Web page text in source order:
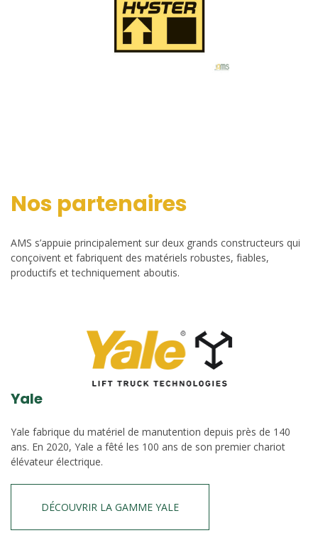
Nos partenaires
AMS s’appuie principalement sur deux grands constructeurs qui
conçoivent et fabriquent des matériels robustes, fiables,
productifs et techniquement aboutis.
Yale
Yale fabrique du matériel de manutention depuis près de 140
ans. En 2020, Yale a fêté les 100 ans de son premier chariot
élévateur électrique.
DÉCOUVRIR LA GAMME YALE